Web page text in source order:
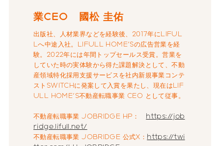
業CEO 國松 圭佑
出版社、人材業界などを経験後、2017年にLIFUL
Lへ中途入社。LIFULL HOME'Sの広告営業を経
験。2022年には年間トップセールス受賞。営業を
していた時の実体験から得た課題解決として、不動
産領域特化採用支援サービスを社内新規事業コンテ
ストSWITCHに発案して入賞を果たし、現在はLIF
ULL HOME'S不動産転職事業 CEO として従事。
不動産転職事業 JOBRIDGE HP： https://job
ridge.lifull.net/
不動産転職事業 JOBRIDGE 公式X： https://twi